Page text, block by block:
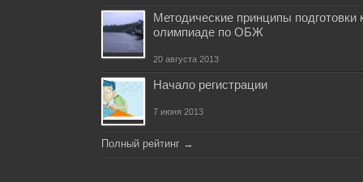
Методические принципы подготовки
олимпиаде по ОБЖ
20 августа 2013
Начало регистрации
7 июня 2013
Полный рейтинг →